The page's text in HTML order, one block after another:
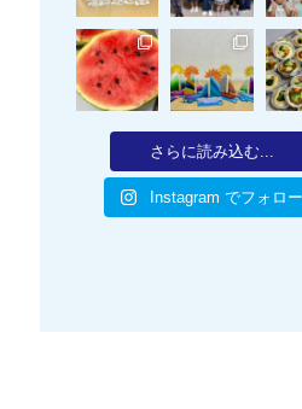
さらに読み込む...
Instagram でフォロー